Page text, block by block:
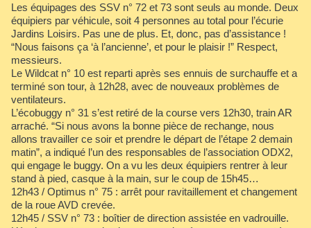
Les équipages des SSV n° 72 et 73 sont seuls au monde. Deux
équipiers par véhicule, soit 4 personnes au total pour l’écurie
Jardins Loisirs. Pas une de plus. Et, donc, pas d’assistance !
“Nous faisons ça ‘à l’ancienne’, et pour le plaisir !” Respect,
messieurs.
Le Wildcat n° 10 est reparti après ses ennuis de surchauffe et a
terminé son tour, à 12h28, avec de nouveaux problèmes de
ventilateurs.
L’écobuggy n° 31 s’est retiré de la course vers 12h30, train AR
arraché. “Si nous avons la bonne pièce de rechange, nous
allons travailler ce soir et prendre le départ de l’étape 2 demain
matin”, a indiqué l’un des responsables de l’association ODX2,
qui engage le buggy. On a vu les deux équipiers rentrer à leur
stand à pied, casque à la main, sur le coup de 15h45…
12h43 / Optimus n° 75 : arrêt pour ravitaillement et changement
de la roue AVD crevée.
12h45 / SSV n° 73 : boîtier de direction assistée en vadrouille.